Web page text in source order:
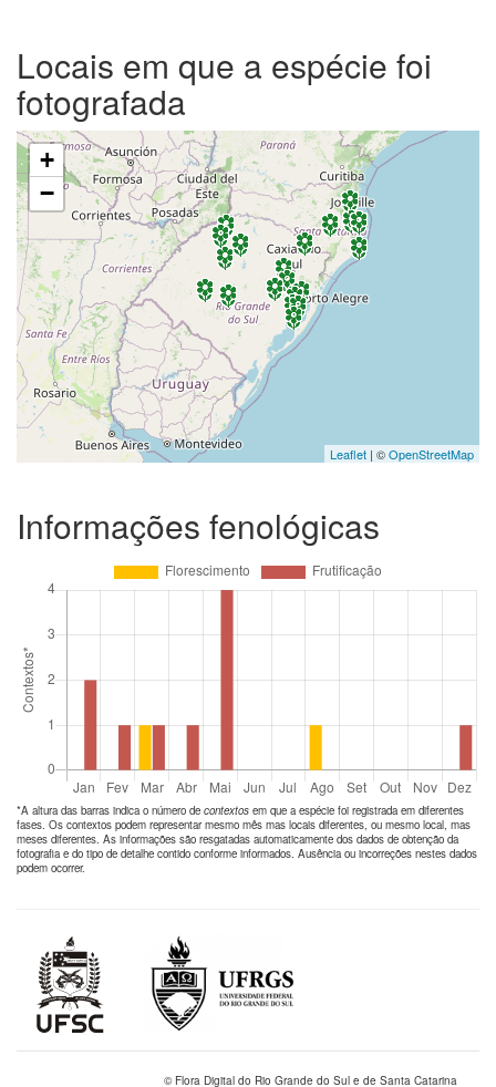
Locais em que a espécie foi
fotografada
+
−
Leaflet | ©OpenStreetMap
Informações fenológicas
*A altura das barras indica o número de contextos em que a espécie foi registrada em diferentes
fases. Os contextos podem representar mesmo mês mas locais diferentes, ou mesmo local, mas
meses diferentes. As informações são resgatadas automaticamente dos dados de obtenção da
fotografia e do tipo de detalhe contido conforme informados. Ausência ou incorreções nestes dados
podem ocorrer.
© Flora Digital do Rio Grande do Sul e de Santa Catarina